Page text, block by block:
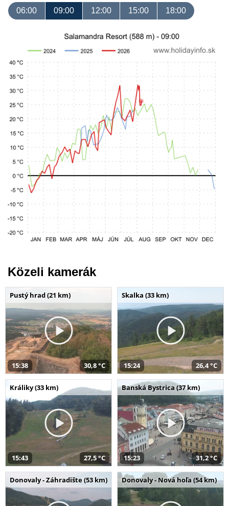
06:00 09:00 12:00 15:00 18:00
Közeli kamerák
Pustý hrad (21 km)
15:38 30,8 °C
Skalka (33 km)
15:24 26,4 °C
Králiky (33 km)
15:43 27,5 °C
Banská Bystrica (37 km)
15:23 31,2 °C
Donovaly - Záhradište (53 km) Donovaly - Nová hoľa (54 km)